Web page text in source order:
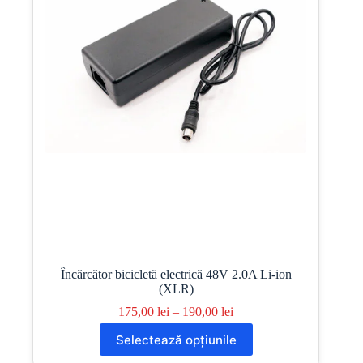
Încărcător bicicletă electrică 48V 2.0A Li-ion
(XLR)
175,00lei – 190,00lei
de
prețuri:
175,00 lei
Selectează opțiunile
produs
are